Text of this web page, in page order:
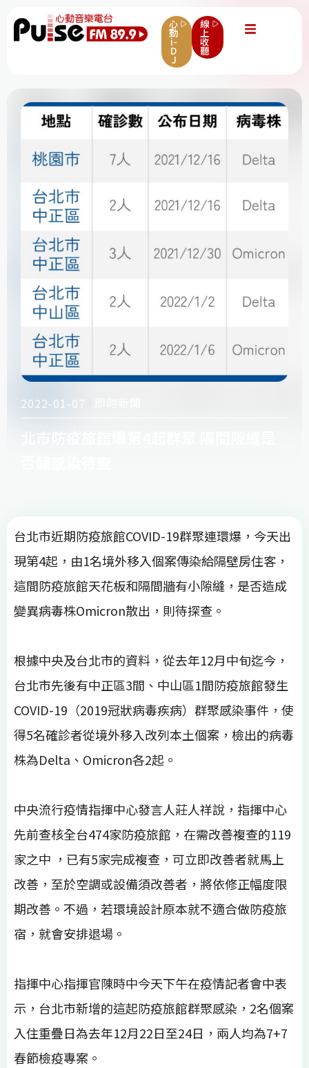
心
動
i-
D
J
線
上
收
聽
2022-01-07
北市防疫旅館爆第4起群聚 隔間隙縫是
台北市近期防疫旅館COVID-19群聚連環爆，今天出
現第4起，由1名境外移入個案傳染給隔壁房住客，
這間防疫旅館天花板和隔間牆有小隙縫，是否造成
變異病毒株Omicron散出，則待探查。
根據中央及台北市的資料，從去年12月中旬迄今，
台北市先後有中正區3間、中山區1間防疫旅館發生
COVID-19（2019冠狀病毒疾病）群聚感染事件，使
得5名確診者從境外移入改列本土個案，檢出的病毒
株為Delta、Omicron各2起。
中央流行疫情指揮中心發言人莊人祥說，指揮中心
先前查核全台474家防疫旅館，在需改善複查的119
家之中 ，已有5家完成複查，可立即改善者就馬上
改善，至於空調或設備須改善者，將依修正幅度限
期改善。不過，若環境設計原本就不適合做防疫旅
宿，就會安排退場。
指揮中心指揮官陳時中今天下午在疫情記者會中表
示，台北市新增的這起防疫旅館群聚感染，2名個案
入住重疊日為去年12月22日至24日，兩人均為7+7
春節檢疫專案。